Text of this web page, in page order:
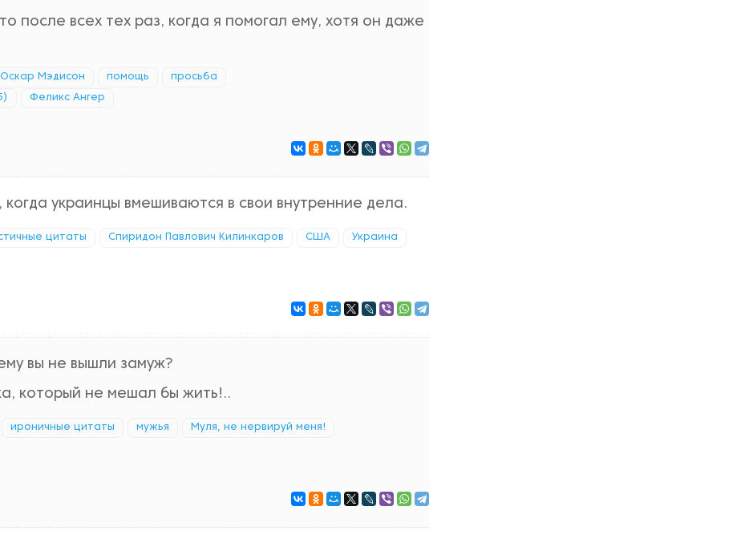
после всех тех раз, когда я помогал ему, хотя он даже
Оскар Мэдисон помощь просьба
Феликс Ангер
украинцы вмешиваются в свои внутренние дела.
цитаты Спиридон Павлович Килинкаров США Украина
вы не вышли замуж?
который не мешал бы жить!..
ироничные цитаты мужья Муля, не нервируй меня!